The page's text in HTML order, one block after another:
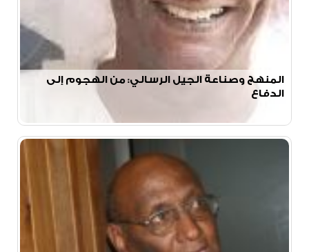
المنهج وصناعة الجيل الرسالي: من الهجوم إلى
الدفاع